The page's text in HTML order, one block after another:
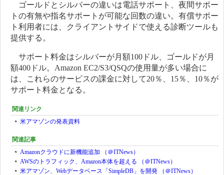
ゴールドとシルバーの違いは電話サポート、夜間サポー
トの有無や指名サポートが可能な回数の違い。有償サポー
ト利用者には、クライアントサイドで使える診断ツールも
提供する。
サポート料金はシルバーが月額100ドル、ゴールドが月
額400ドル。Amazon EC2/S3/QSQの使用量が多い場合に
は、これらのサービスの課金に対して20％、15％、10％が
サポート料金となる。
関連リンク
米アマゾンの発表資料
関連記事
Amazonクラウドに新機能追加 （＠ITNews）
AWSのトラフィック、Amazon本体を超える （＠ITNews）
米アマゾン、Webデータベース「SimpleDB」を開発 （＠ITNews）